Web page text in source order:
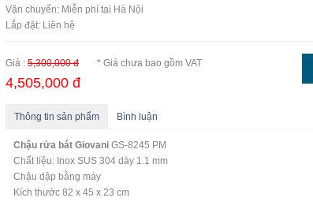
Vận chuyển: Miễn phí tại Hà Nội
Lắp đặt: Liên hệ
Giá : 5,300,000 đ * Giá chưa bao gồm VAT
4,505,000 đ
Thông tin sản phẩm Bình luận
Chậu rửa bát Giovani GS-8245 PM
Chất liệu: Inox SUS 304 dày 1.1 mm
Chậu dập bằng máy
Kích thước 82 x 45 x 23 cm